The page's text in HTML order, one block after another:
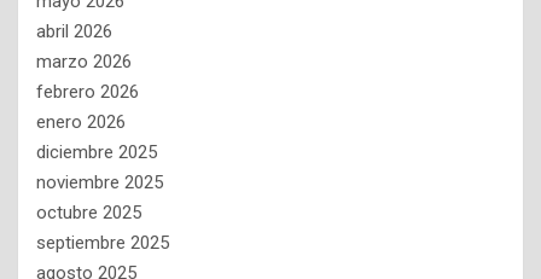
abril 2026
marzo 2026
febrero 2026
enero 2026
diciembre 2025
noviembre 2025
octubre 2025
septiembre 2025
agosto 2025